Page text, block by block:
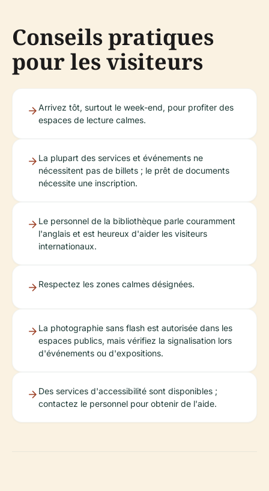
Conseils pratiques
pour les visiteurs
Arrivez tôt, surtout le week-end, pour profiter des
espaces de lecture calmes.
La plupart des services et événements ne
nécessitent pas de billets ; le prêt de documents
nécessite une inscription.
Le personnel de la bibliothèque parle couramment
l'anglais et est heureux d'aider les visiteurs
internationaux.
Respectez les zones calmes désignées.
La photographie sans flash est autorisée dans les
espaces publics, mais vérifiez la signalisation lors
d'événements ou d'expositions.
Des services d'accessibilité sont disponibles ;
contactez le personnel pour obtenir de l'aide.